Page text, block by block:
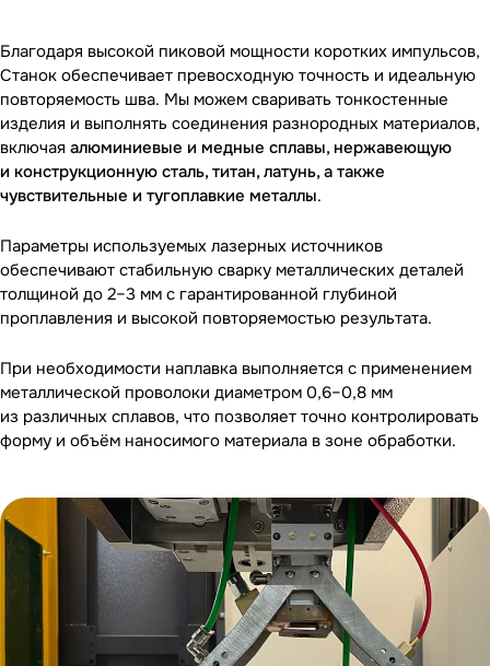
Благодаря высокой пиковой мощности коротких импульсов,
Станок обеспечивает превосходную точность и идеальную
повторяемость шва. Мы можем сваривать тонкостенные
изделия и выполнять соединения разнородных материалов,
включая алюминиевые и медные сплавы, нержавеющую
и конструкционную сталь, титан, латунь, а также
чувствительные и тугоплавкие металлы.
Параметры используемых лазерных источников
обеспечивают стабильную сварку металлических деталей
толщиной до 2–3 мм с гарантированной глубиной
проплавления и высокой повторяемостью результата.
При необходимости наплавка выполняется с применением
металлической проволоки диаметром 0,6–0,8 мм
из различных сплавов, что позволяет точно контролировать
форму и объём наносимого материала в зоне обработки.